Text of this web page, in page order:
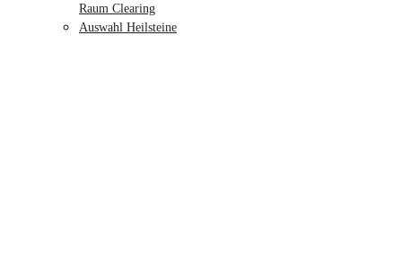
Raum Clearing
Auswahl Heilsteine